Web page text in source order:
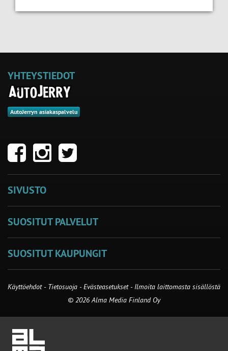
YHTEYSTIEDOT
AutoJerryn asiakaspalvelu
SIVUSTO
SUOSITUT PALVELUT
SUOSITUT KAUPUNGIT
Käyttöehdot - Tietosuoja -Evästeasetukset- Ilmoita laittomasta sisällöstä
© 2026 Alma Media Finland Oy